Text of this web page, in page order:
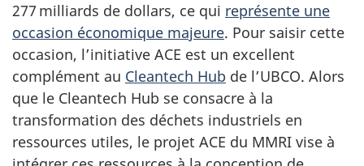
277 milliards de dollars, ce qui représente une
occasion économique majeure. Pour saisir cette
occasion, l’initiative ACE est un excellent
complément au Cleantech Hub de l’UBCO. Alors
que le Cleantech Hub se consacre à la
transformation des déchets industriels en
ressources utiles, le projet ACE du MMRI vise à